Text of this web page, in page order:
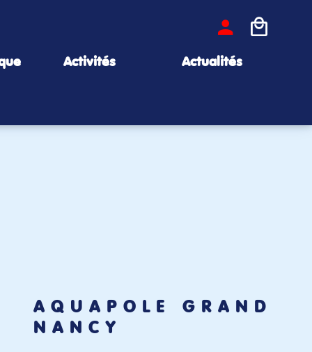
Activités Actualités
AQUAPÔLE GRAND
NANCY